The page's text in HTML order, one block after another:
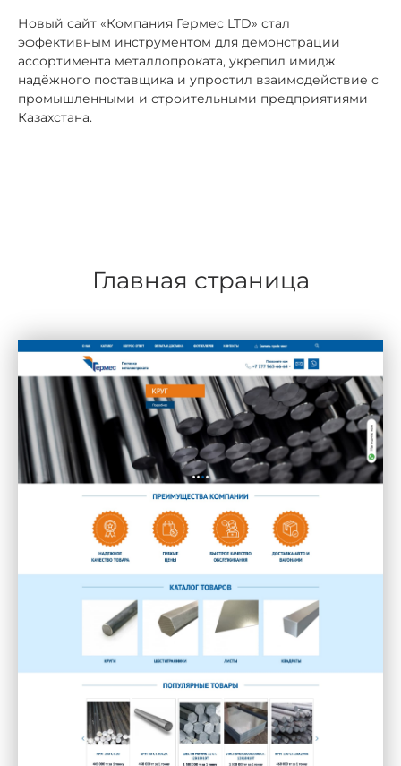
Новый сайт «Компания Гермес LTD» стал
эффективным инструментом для демонстрации
ассортимента металлопроката, укрепил имидж
надёжного поставщика и упростил взаимодействие с
промышленными и строительными предприятиями
Казахстана.
Главная страница